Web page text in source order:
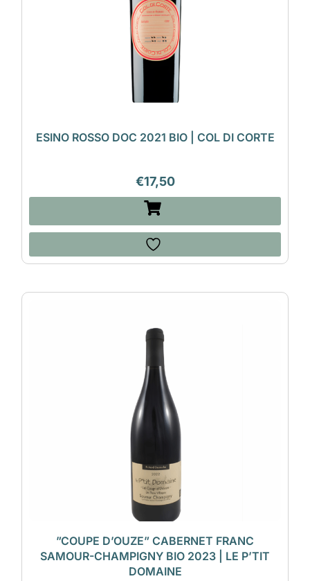
ESINO ROSSO DOC 2021 BIO | COL DI CORTE
€17,50
”COUPE D’OUZE” CABERNET FRANC
SAMOUR-CHAMPIGNY BIO 2023 | LE P’TIT
DOMAINE